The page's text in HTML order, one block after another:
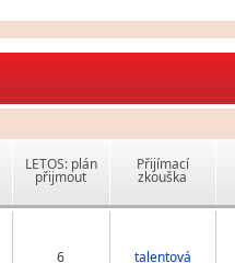
LETOS: plán
přijmout
Přijímací
zkouška
6 talentová